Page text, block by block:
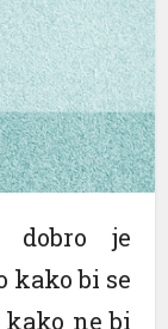
dobro je
kako bi se
kako ne bi